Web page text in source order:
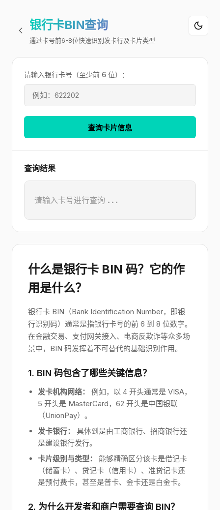
银行卡BIN查询
通过卡号前6-8位快速识别发卡行及卡片类型
请输入银行卡号（至少前 6 位）：
查询卡片信息
查询结果
请输入卡号进行查询...
什么是银行卡 BIN 码？它的作
用是什么？
银行卡 BIN（Bank Identification Number，即银
行识别码）通常是指银行卡号的前 6 到 8 位数字。
在金融交易、支付网关接入、电商反欺诈等众多场
景中，BIN 码发挥着不可替代的基础识别作用。
1. BIN 码包含了哪些关键信息？
发卡机构网络：
例如，以 4 开头通常是 VISA，
5 开头是 MasterCard，62 开头是中国银联
（UnionPay）。
发卡银行：
具体到是由工商银行、招商银行还
是建设银行发行。
卡片级别与类型：
能够精确区分该卡是借记卡
（储蓄卡）、贷记卡（信用卡）、准贷记卡还
是预付费卡，甚至是普卡、金卡还是白金卡。
2. 为什么开发者和商户需要查询 BIN？